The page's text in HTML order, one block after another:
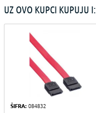
UZ OVO KUPCI KUPUJU I:
ŠIFRA:084832